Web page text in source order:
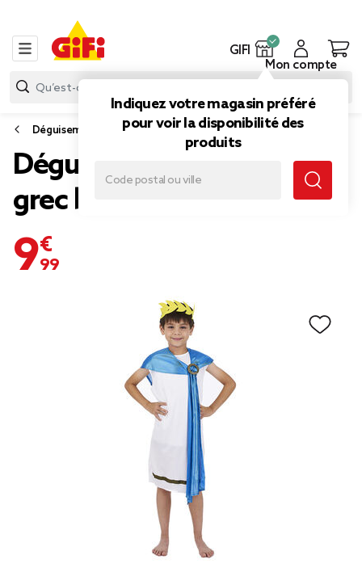
GIFI
Indiquez votre magasin préféré
pour voir la disponibilité des
produits
Mon compte
Déguisement enfant
Déguisement garçon Dieu
grec blanc et bleu 7/10 ans
9,99 €